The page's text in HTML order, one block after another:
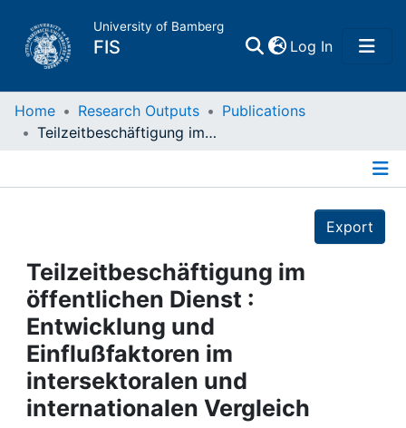
University of Bamberg
FIS Log In(current)
Home
Projects
People
Institutions
Awards
Home Research Outputs
Publications
Teilzeitbeschäftigung im öffentlichen Dienst : Entwicklung und Einflußfaktoren im intersektoralen und internationalen Vergleich
Export
Teilzeitbeschäftigung im
öffentlichen Dienst :
Entwicklung und
Einflußfaktoren im
intersektoralen und
internationalen Vergleich